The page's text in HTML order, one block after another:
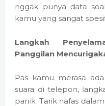
nggak punya data
kamu yang sangat
Langkah
Panggilan
Pas kamu merasa
suara di telepon,
panik. Tarik nafas